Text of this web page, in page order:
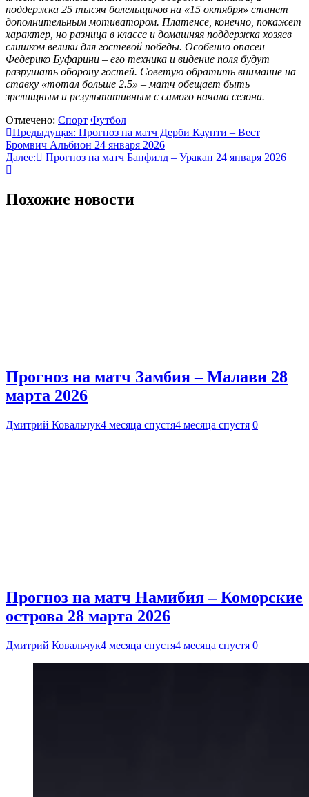
поддержка 25 тысяч болельщиков на «15 октября» станет
дополнительным мотиватором. Платенсе, конечно, покажет
характер, но разница в классе и домашняя поддержка хозяев
слишком велики для гостевой победы. Особенно опасен
Федерико Буфарини – его техника и видение поля будут
разрушать оборону гостей. Советую обратить внимание на
ставку «тотал больше 2.5» – матч обещает быть
зрелищным и результативным с самого начала сезона.
Отмечено: Спорт Футбол
Навигация
по
записям
Предыдущая: Прогноз на матч Дерби Каунти – Вест
Бромвич Альбион 24 января 2026
Далее:
Прогноз на матч Банфилд – Уракан 24 января 2026
Похожие новости
Прогноз на матч Замбия – Малави 28
марта 2026
Дмитрий Ковальчук4 месяца спустя4 месяца спустя 0
Прогноз на матч Намибия – Коморские
острова 28 марта 2026
Дмитрий Ковальчук4 месяца спустя4 месяца спустя 0